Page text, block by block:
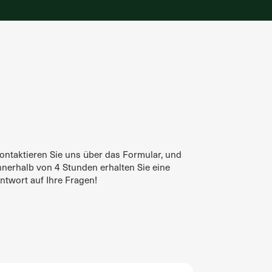
Sie uns über das Formular, und
von 4 Stunden erhalten Sie eine
auf Ihre Fragen!